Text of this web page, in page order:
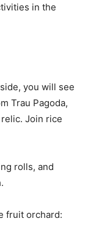
in the
you will see
Trau Pagoda,
Join rice
rolls, and
fruit orchard: